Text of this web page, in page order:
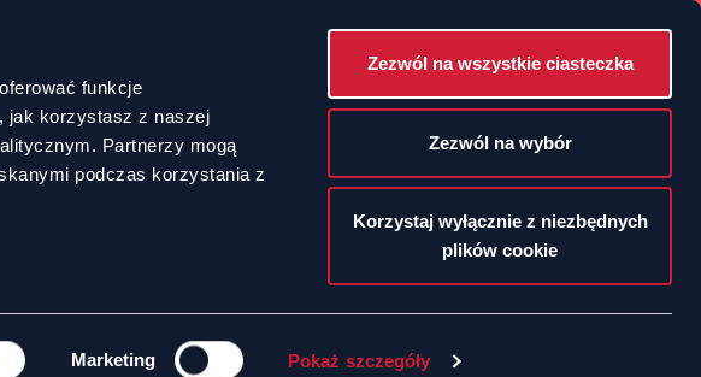
funkcje
jak korzystasz z naszej
Partnerzy mogą
podczas korzystania z
Marketing Pokaż szczegóły
Zezwól na wszystkie ciasteczka
Zezwól na wybór
Korzystaj wyłącznie z niezbędnych
plików cookie
POLSKI